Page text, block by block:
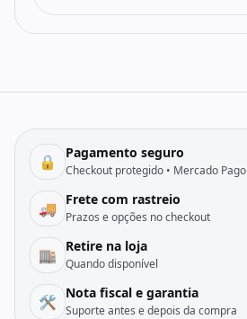
🔒 Pagamento seguro
Checkout protegido • Mercado Pago
🚚 Frete com rastreio
Prazos e opções no checkout
🏬 Retire na loja
Quando disponível
🛠️ Nota fiscal e garantia
Suporte antes e depois da compra